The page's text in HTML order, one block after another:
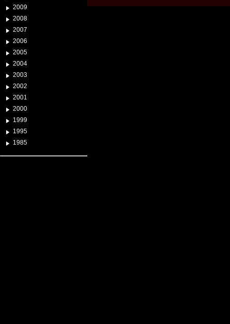
2009
2008
2007
2006
2005
2004
2003
2002
2001
2000
1999
1995
1985